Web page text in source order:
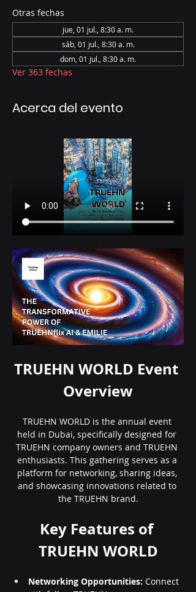
Otras fechas
jue, 01 jul., 8:30 a. m.
sáb, 01 jul., 8:30 a. m.
dom, 01 jul., 8:30 a. m.
Ver 363 fechas
Acerca del evento
TRUEHN WORLD Event
Overview
TRUEHN WORLD is the annual event
held in Dubai, specifically designed for
TRUEHN company owners and TRUEHN
enthusiasts. This gathering serves as a
platform for networking, sharing ideas,
and showcasing innovations related to
the TRUEHN brand.
Key Features of
TRUEHN WORLD
Networking Opportunities: Connect